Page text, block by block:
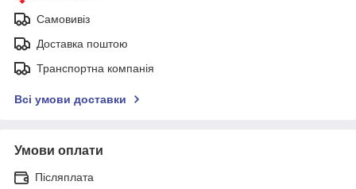
Самовивіз
Доставка поштою
Транспортна компанія
Всі умови доставки
Умови оплати
Післяплата